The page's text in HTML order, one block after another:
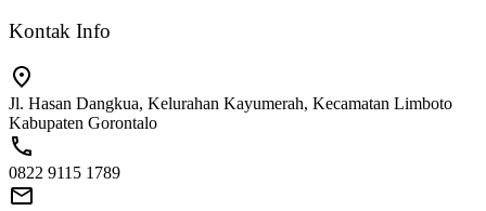
Kontak Info
Jl. Hasan Dangkua, Kelurahan Kayumerah, Kecamatan Limboto
Kabupaten Gorontalo
0822 9115 1789